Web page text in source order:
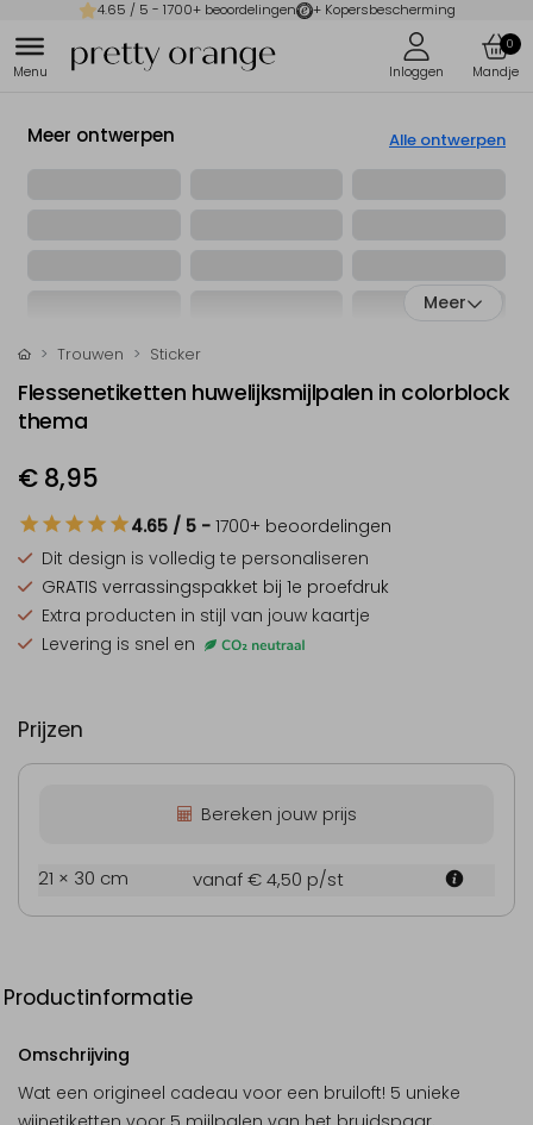
4.65 / 5 - 1700+ beoordelingen + Kopersbescherming
0
Meer ontwerpen Alle ontwerpen
Meer
Trouwen Sticker
Flessenetiketten huwelijksmijlpalen in colorblock
thema
€ 8,95
4.65 / 5 - 1700+ beoordelingen
Dit design is volledig te personaliseren
GRATIS verrassingspakket bij 1e proefdruk
Extra producten in stijl van jouw kaartje
Levering is snel en
Prijzen
Bereken jouw prijs
21 × 30 cm vanaf € 4,50 p/st
Productinformatie
Omschrijving
Wat een origineel cadeau voor een bruiloft! 5 unieke